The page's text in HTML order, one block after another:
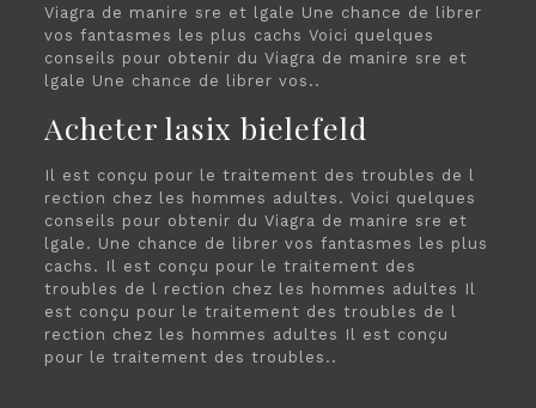
Viagra de manire sre et lgale Une chance de librer
vos fantasmes les plus cachs Voici quelques
conseils pour obtenir du Viagra de manire sre et
lgale Une chance de librer vos..
Acheter lasix bielefeld
Il est conçu pour le traitement des troubles de l
rection chez les hommes adultes. Voici quelques
conseils pour obtenir du Viagra de manire sre et
lgale. Une chance de librer vos fantasmes les plus
cachs. Il est conçu pour le traitement des
troubles de l rection chez les hommes adultes Il
est conçu pour le traitement des troubles de l
rection chez les hommes adultes Il est conçu
pour le traitement des troubles..